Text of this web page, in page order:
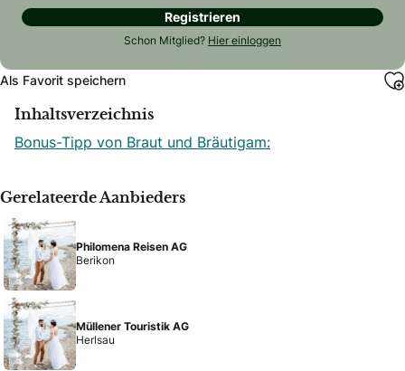
Registrieren
Schon Mitglied? Hier einloggen
Als Favorit speichern
Inhaltsverzeichnis
Bonus-Tipp von Braut und Bräutigam:
Gerelateerde Aanbieders
Philomena Reisen AG
Berikon
Müllener Touristik AG
Herlsau